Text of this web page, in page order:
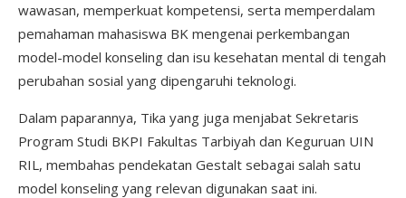
wawasan, memperkuat kompetensi, serta memperdalam
pemahaman mahasiswa BK mengenai perkembangan
model-model konseling dan isu kesehatan mental di tengah
perubahan sosial yang dipengaruhi teknologi.
Dalam paparannya, Tika yang juga menjabat Sekretaris
Program Studi BKPI Fakultas Tarbiyah dan Keguruan UIN
RIL, membahas pendekatan Gestalt sebagai salah satu
model konseling yang relevan digunakan saat ini.